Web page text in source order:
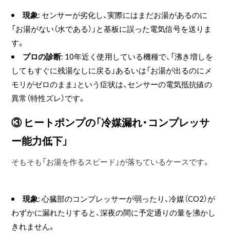
現象: センサーが劣化し、実際にはまだお湯があるのに
「お湯がない（水である）」と基板に誤った電気信号を送りま
す。
プロの診断: 10年近く使用している機種で、「沸き増しを
してもすぐに残湯なしに戻る」あるいは「お湯が出るのにメ
モリがゼロのまま」という症状は、センサーの電気抵抗値の
異常（特性ズレ）です。
③ ヒートポンプの「冷媒漏れ・コンプレッサ
ー能力低下」
そもそも「お湯を作るスピード」が落ちているケースです。
現象: 心臓部のコンプレッサーが弱ったり、冷媒（CO2）が
わずかに漏れたりすると、深夜の間に予定通りの量を沸かし
きれません。